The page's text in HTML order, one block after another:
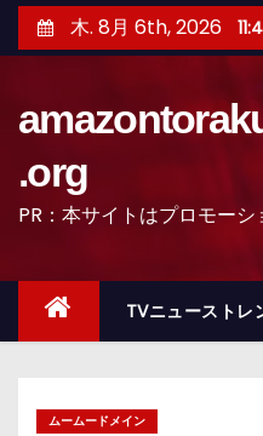
ン
ッ
木. 8月 6th, 2026
.org
PR：本サイトはプロモー
TVニューストレ
ムームードメイン